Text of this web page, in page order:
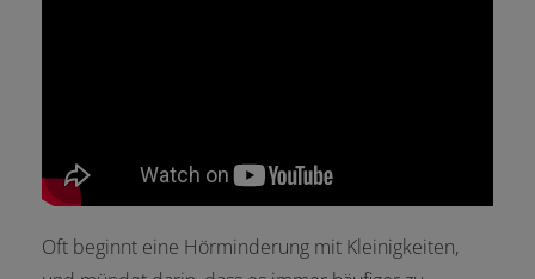
Oft beginnt eine Hörminderung mit Kleinigkeiten,